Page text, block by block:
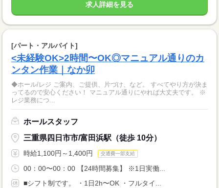
求人詳細を見る
[パート・アルバイト]
<未経験OK>2時間〜OK◎マニュアル通りのカ
ンタン作業｜なか卯
◆ホール/レジ ご案内、ご提供、片づけ、など。 すべてやり方が決ま
ってるので安心ください！ マニュアル通りにやれば大丈夫です。 ※
レジ業務につ...
ホールスタッフ
三重県四日市市/富田浜駅（徒歩 10分）
時給1,100円～1,400円 交通費一部支給
00：00〜00：00 【24時間募集】 ※1日実働...
■シフト制です。 ・1日2h〜OK ・フルタイ...